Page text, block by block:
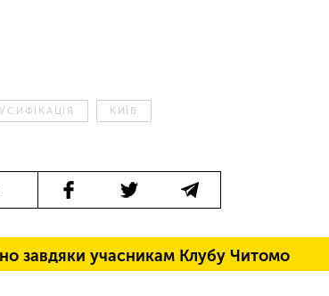
КИЇВ
завдяки учасникам Клубу Читомо